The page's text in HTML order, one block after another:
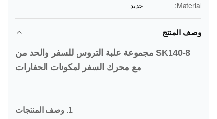
Material:
حديد
وصف المنتج
SK140-8 مجموعة علبة التروس للسفر والحد من
مع محرك السفر لمكونات الحفارات
1. وصف المنتجات